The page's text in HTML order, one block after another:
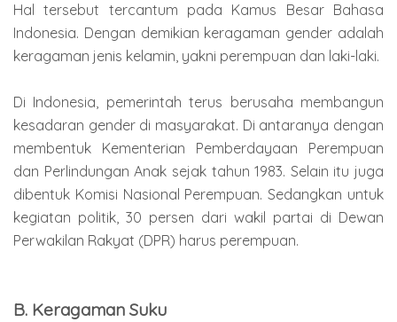
Hal tersebut tercantum pada Kamus Besar Bahasa
Indonesia. Dengan demikian keragaman gender adalah
keragaman jenis kelamin, yakni perempuan dan laki-laki.
Di Indonesia, pemerintah terus berusaha membangun
kesadaran gender di masyarakat. Di antaranya dengan
membentuk Kementerian Pemberdayaan Perempuan
dan Perlindungan Anak sejak tahun 1983. Selain itu juga
dibentuk Komisi Nasional Perempuan. Sedangkan untuk
kegiatan politik, 30 persen dari wakil partai di Dewan
Perwakilan Rakyat (DPR) harus perempuan.
B. Keragaman Suku